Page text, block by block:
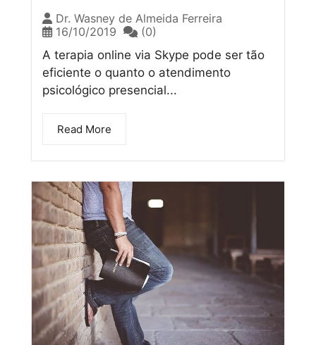
Dr. Wasney de Almeida Ferreira
16/10/2019
(0)
A terapia online via Skype pode ser tão
eficiente o quanto o atendimento
psicológico presencial...
Read More